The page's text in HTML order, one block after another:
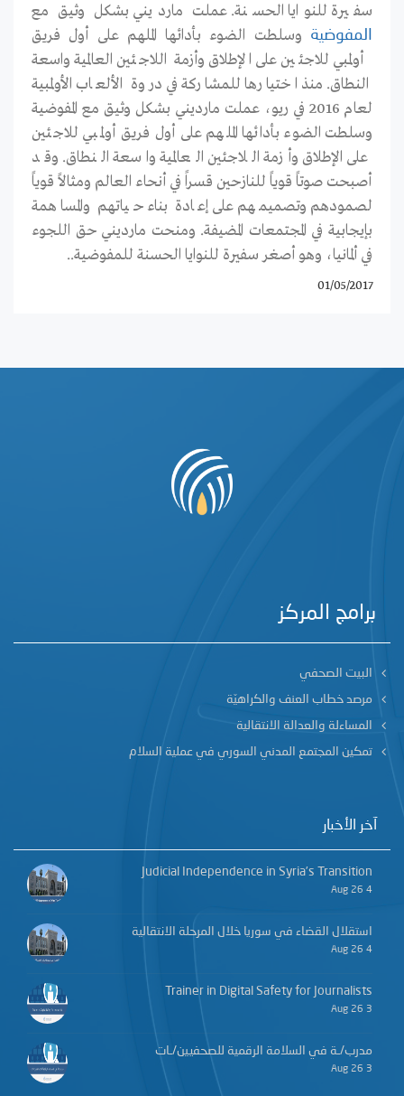
سفيرة للنوايا الحسنة. عملت مارديني بشكل وثيق مع
المفوضية وسلطت الضوء بأدائها الملهم على أول فريق
أولمبي للاجئين على الإطلاق وأزمة اللاجئين العالمية واسعة
النطاق. منذ اختيارها للمشاركة في دروة الألعاب الأولمبية
لعام 2016 في ريو، عملت مارديني بشكل وثيق مع المفوضية
وسلطت الضوء بأدائها الملهم على أول فريق أولمبي للاجئين
على الإطلاق وأزمة اللاجئين العالمية واسعة النطاق. وقد
أصبحت صوتاً قوياً للنازحين قسراً في أنحاء العالم ومثالاً قوياً
لصمودهم وتصميمهم على إعادة بناء حياتهم والمساهمة
بإيجابية في المجتمعات المضيفة. ومنحت مارديني حق اللجوء
في ألمانيا، وهو أصغر سفيرة للنوايا الحسنة للمفوضية..
01/05/2017
برامج المركز
البيت الصحفي
مرصد خطاب العنف والكراهيّة
المساءلة والعدالة الانتقالية
تمكين المجتمع المدني السوري في عملية السلام
آخر الأخبار
Judicial Independence in Syria’s Transition
4 Aug 26
استقلال القضاء في سوريا خلال المرحلة الانتقالية
4 Aug 26
Trainer in Digital Safety for Journalists
3 Aug 26
مدرب/ـة في السلامة الرقمية للصحفيين/ـات
3 Aug 26